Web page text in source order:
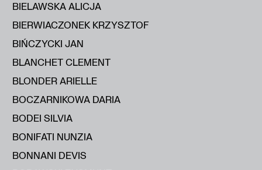
BIELAWSKA ALICJA
BIERWIACZONEK KRZYSZTOF
BIŃCZYCKI JAN
BLANCHET CLEMENT
BLONDER ARIELLE
BOCZARNIKOWA DARIA
BODEI SILVIA
BONIFATI NUNZIA
BONNANI DEVIS